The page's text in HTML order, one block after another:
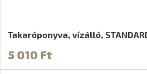
Takaróponyva, vízálló,
5 010 Ft